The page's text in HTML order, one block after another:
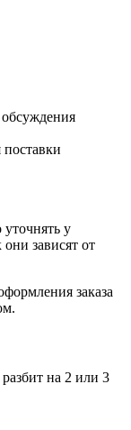
уточнять у
зависят от
заказа
на 2 или 3